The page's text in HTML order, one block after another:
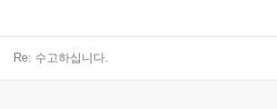
Re: 수고하십니다.